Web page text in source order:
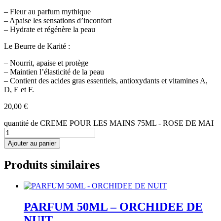
– Fleur au parfum mythique
– Apaise les sensations d’inconfort
– Hydrate et régénère la peau
Le Beurre de Karité :
– Nourrit, apaise et protège
– Maintien l’élasticité de la peau
– Contient des acides gras essentiels, antioxydants et vitamines A,
D, E et F.
20,00 €
quantité de CREME POUR LES MAINS 75ML - ROSE DE MAI
Ajouter au panier
Produits similaires
PARFUM 50ML – ORCHIDEE DE